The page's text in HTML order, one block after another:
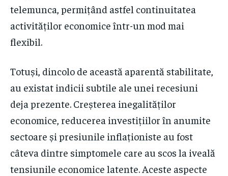
telemunca, permițând astfel continuitatea
activităților economice într-un mod mai
flexibil.
Totuși, dincolo de această aparentă stabilitate,
au existat indicii subtile ale unei recesiuni
deja prezente. Creșterea inegalităților
economice, reducerea investițiilor în anumite
sectoare și presiunile inflaționiste au fost
câteva dintre simptomele care au scos la iveală
tensiunile economice latente. Aceste aspecte